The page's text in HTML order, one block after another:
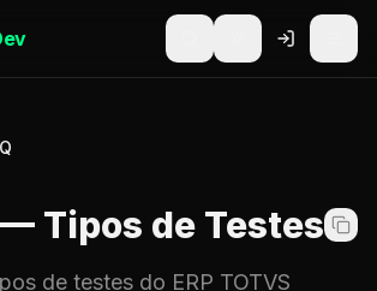
— Tipos de Testes
de testes do ERP TOTVS